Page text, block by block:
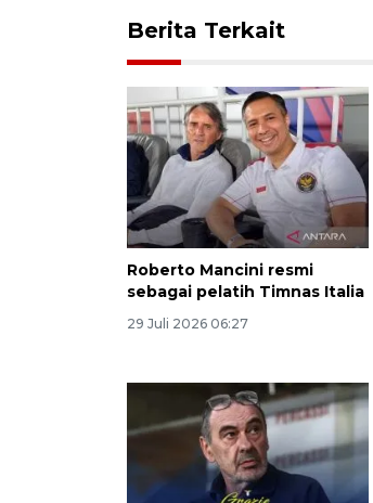
Berita Terkait
Roberto Mancini resmi
sebagai pelatih Timnas Italia
29 Juli 2026 06:27